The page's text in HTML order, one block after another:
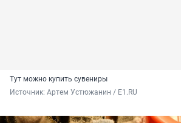
Тут можно купить сувениры
Источник: Артем Устюжанин / E1.RU